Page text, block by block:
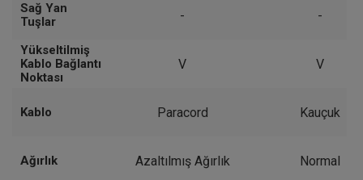
Sağ Yan
Tuşlar
Yükseltilmiş
Kablo Bağlantı
Noktası
Kablo
Ağırlık
-
V
Paracord
Azaltılmış Ağırlık
-
V
Kauçuk
Normal